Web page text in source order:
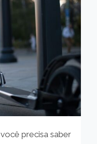
precisa saber